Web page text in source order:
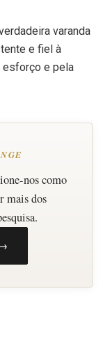
varanda
e fiel à
esforço e pela
nos como
mais dos